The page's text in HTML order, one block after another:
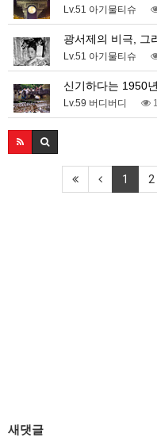
Lv.51 아기물티슈
광서제의 비극, 그
Lv.51 아기물티슈
신기하다는 1950
Lv.59 버디버디
1 2
새댓글